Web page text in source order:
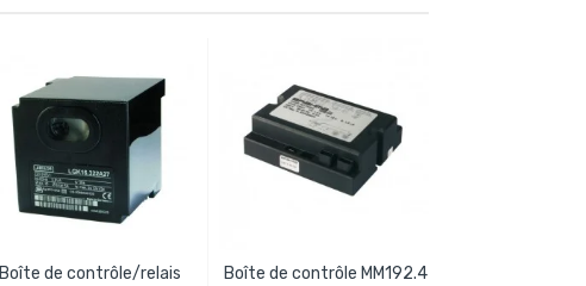
Boîte de contrôle/relais
Boîte de contrôle MM192.4